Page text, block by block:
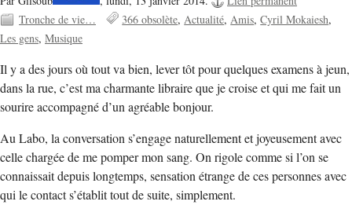
Tronche de vie…
366 obsolète Actualité Amis Cyril Mokaiesh
Les gens Musique
Il y a des jours où tout va bien, lever tôt pour quelques examens à jeun,
dans la rue, c’est ma charmante libraire que je croise et qui me fait un
sourire accompagné d’un agréable bonjour.
Au Labo, la conversation s’engage naturellement et joyeusement avec
celle chargée de me pomper mon sang. On rigole comme si l’on se
connaissait depuis longtemps, sensation étrange de ces personnes avec
qui le contact s’établit tout de suite, simplement.